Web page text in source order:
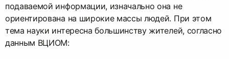
подаваемой информации, изначально она не
ориентирована на широкие массы людей. При этом
тема науки интересна большинству жителей, согласно
данным ВЦИОМ: